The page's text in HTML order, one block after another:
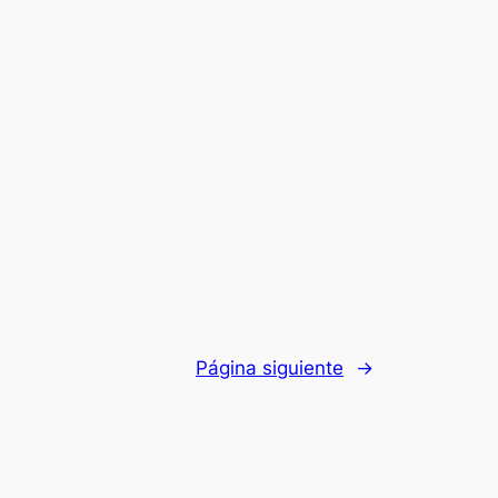
Página siguiente →